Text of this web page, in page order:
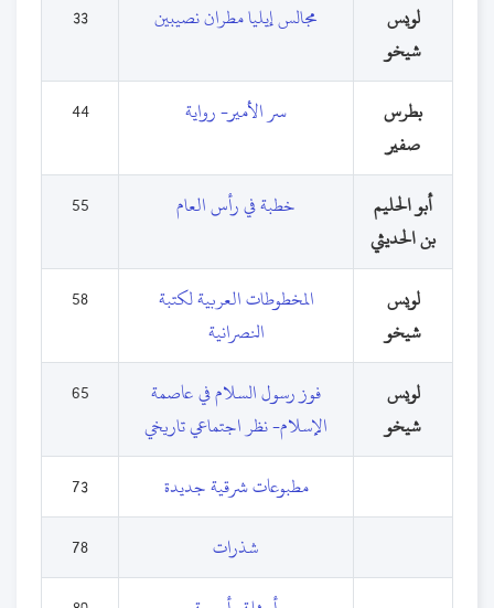
لويس
شيخو
مجالس إيليا مطران نصيبين 33
بطرس
صفير
سر الأمير- رواية 44
أبو الحليم
بن الحديثي
خطبة في رأس العام 55
لويس
شيخو
المخطوطات العربية لكتبة
النصرانية
58
لويس
شيخو
فوز رسول السلام في عاصمة
الإسلام- نظر اجتماعي تاريخي
65
مطبوعات شرقية جديدة
73
شذرات
78